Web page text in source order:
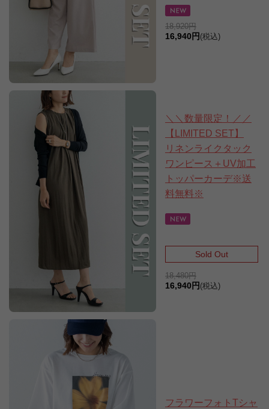
18,920円
16,940円 (税込)
＼＼数量限定！／／
【LIMITED SET】
リネンライクタック
ワンピース＋UV加工
トッパーカーデ※送
料無料※
Sold Out
18,480円
16,940円 (税込)
フラワーフォトTシャ